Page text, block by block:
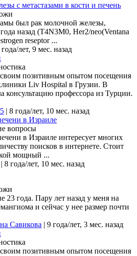
с метастазами в кости и печень
был рак молочной железы,
назад (Т4N3M0, Her2/neo(Ventana
reseptor ...
лет, 9 мес. назад
своим позитивным опытом посещения
Liv Hospital в Грузии. В
консультацию профессора из Турции.
| 8 года/лет, 10 мес. назад
в Израиле
вопросы
в Израиле интересует многих
поисков в интернете. Стоит
мощный ...
| 8 года/лет, 10 мес. назад
23 года. Пару лет назад у меня на
и сейчас у нее размер почти
Савикова | 9 года/лет, 3 мес. назад
своим позитивным опытом посещения